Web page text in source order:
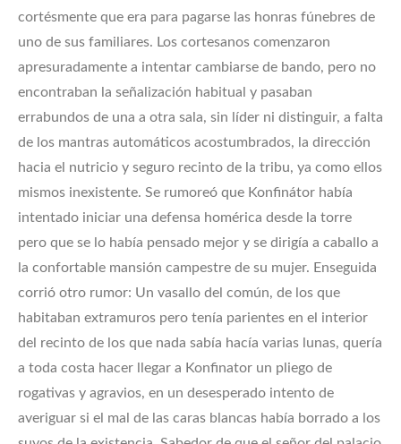
cortésmente que era para pagarse las honras fúnebres de
uno de sus familiares. Los cortesanos comenzaron
apresuradamente a intentar cambiarse de bando, pero no
encontraban la señalización habitual y pasaban
errabundos de una a otra sala, sin líder ni distinguir, a falta
de los mantras automáticos acostumbrados, la dirección
hacia el nutricio y seguro recinto de la tribu, ya como ellos
mismos inexistente. Se rumoreó que Konfinátor había
intentado iniciar una defensa homérica desde la torre
pero que se lo había pensado mejor y se dirigía a caballo a
la confortable mansión campestre de su mujer. Enseguida
corrió otro rumor: Un vasallo del común, de los que
habitaban extramuros pero tenía parientes en el interior
del recinto de los que nada sabía hacía varias lunas, quería
a toda costa hacer llegar a Konfinator un pliego de
rogativas y agravios, en un desesperado intento de
averiguar si el mal de las caras blancas había borrado a los